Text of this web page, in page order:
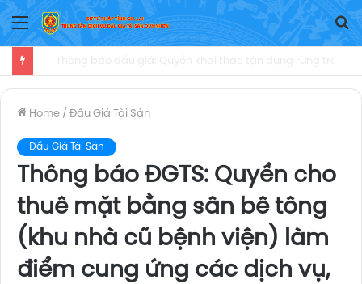
Menu
Home / Đấu Giá Tài Sản
Đấu Giá Tài Sản
Thông báo ĐGTS: Quyền cho
thuê mặt bằng sân bê tông
(khu nhà cũ bệnh viện) làm
điểm cung ứng các dịch vụ,